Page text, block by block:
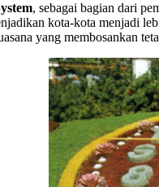
, sebagai bagian dari
kota-kota menjadi
yang membosankan